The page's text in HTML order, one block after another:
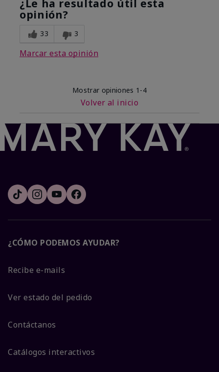
¿Le ha resultado útil esta
opinión?
33 3
Marcar esta opinión
Mostrar opiniones 1-4
Volver al inicio
¿CÓMO PODEMOS AYUDAR?
Recibe e-mails
Ver estado del pedido
Contáctanos
Catálogos interactivos